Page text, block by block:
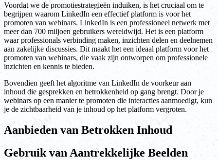
Voordat we de promotiestrategieën induiken, is het cruciaal om te
begrijpen waarom LinkedIn een effectief platform is voor het
promoten van webinars. LinkedIn is een professioneel netwerk met
meer dan 700 miljoen gebruikers wereldwijd. Het is een platform
waar professionals verbinding maken, inzichten delen en deelnemen
aan zakelijke discussies. Dit maakt het een ideaal platform voor het
promoten van webinars, die vaak zijn ontworpen om professionele
inzichten en kennis te bieden.
Bovendien geeft het algoritme van LinkedIn de voorkeur aan
inhoud die gesprekken en betrokkenheid op gang brengt. Door je
webinars op een manier te promoten die interacties aanmoedigt, kun
je de zichtbaarheid van je inhoud op het platform vergroten.
Aanbieden van Betrokken Inhoud
Gebruik van Aantrekkelijke Beelden